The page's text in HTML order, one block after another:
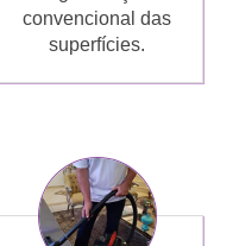
convencional das
superfícies.